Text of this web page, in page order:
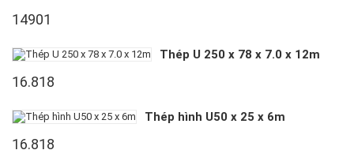
14901
Thép U 250 x 78 x 7.0 x 12m
16.818
Thép hình U50 x 25 x 6m
16.818